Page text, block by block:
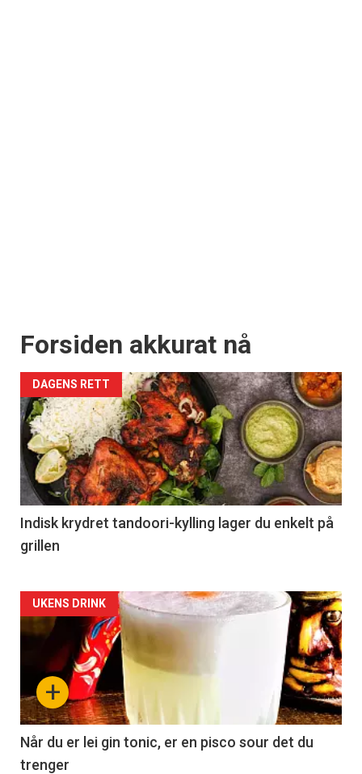
Forsiden akkurat nå
DAGENS RETT
Indisk krydret tandoori-kylling lager du enkelt på
grillen
Forsiden
akkurat
nå
-
2
+
UKENS DRINK
Når du er lei gin tonic, er en pisco sour det du
trenger